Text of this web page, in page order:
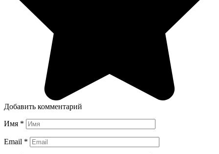
Добавить комментарий
Имя *
Email *